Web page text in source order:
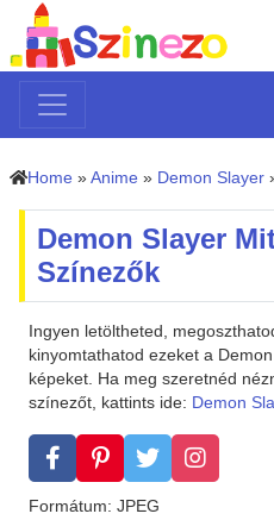
Home » Anime » Demon Slayer
Demon Slayer
Színezők
Ingyen letöltheted,
kinyomtathatod ezeket a
képeket. Ha meg szeretnéd
színezőt, kattints ide: Demon
Formátum: JPEG